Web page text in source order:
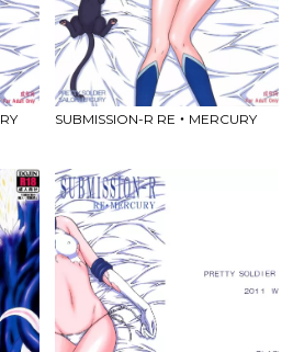
SUBMISSION-R RE・MERCURY